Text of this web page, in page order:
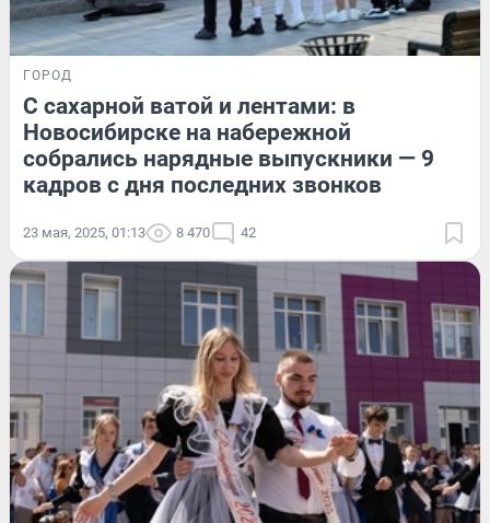
ГОРОД
С сахарной ватой и лентами: в
Новосибирске на набережной
собрались нарядные выпускники — 9
кадров с дня последних звонков
23 мая, 2025, 01:13 8 470 42